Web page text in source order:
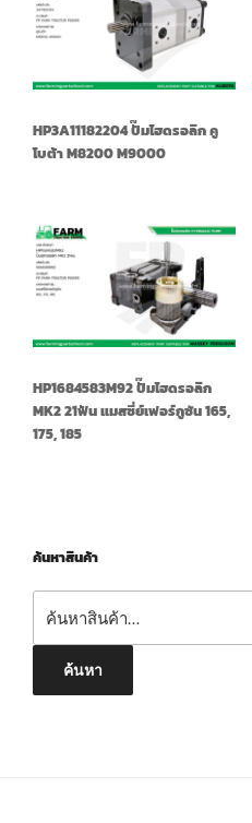
HP3A11182204 ปั๊มไฮดรอลิก คู
โบต้า M8200 M9000
HP1684583M92 ปั๊มไฮดรอลิก
MK2 21ฟัน แมสซี่ย์เฟอร์กูซัน 165,
175, 185
ค้นหาสินค้า
ค้นหา:
ค้นหา